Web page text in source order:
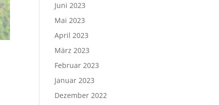
Juni 2023
Mai 2023
April 2023
März 2023
Februar 2023
Januar 2023
Dezember 2022